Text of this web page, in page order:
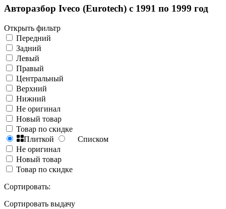
Авторазбор Iveco (Eurotech) с 1991 по 1999 год
Открыть фильтр
Передний
Задний
Левый
Правый
Центральный
Верхний
Нижний
Не оригинал
Новый товар
Товар по скидке
Плиткой
Списком
Не оригинал
Новый товар
Товар по скидке
Сортировать:
Сортировать выдачу